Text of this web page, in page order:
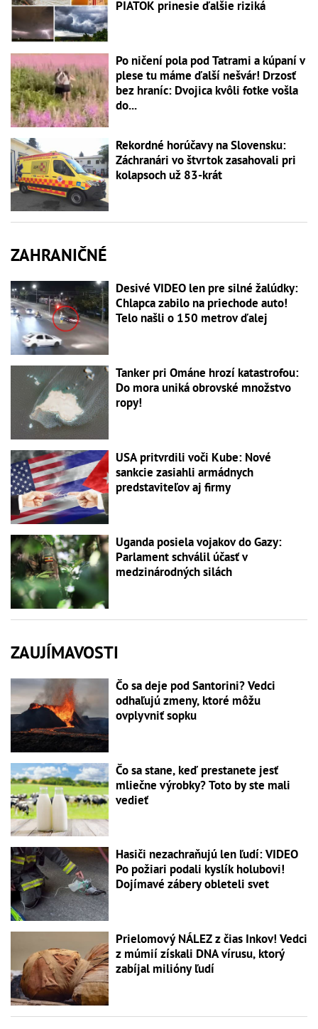
PIATOK prinesie ďalšie riziká
Po ničení pola pod Tatrami a kúpaní v
plese tu máme ďalší nešvár! Drzosť
bez hraníc: Dvojica kvôli fotke vošla
do...
Rekordné horúčavy na Slovensku:
Záchranári vo štvrtok zasahovali pri
kolapsoch už 83-krát
ZAHRANIČNÉ
Desivé VIDEO len pre silné žalúdky:
Chlapca zabilo na priechode auto!
Telo našli o 150 metrov ďalej
Tanker pri Ománe hrozí katastrofou:
Do mora uniká obrovské množstvo
ropy!
USA pritvrdili voči Kube: Nové
sankcie zasiahli armádnych
predstaviteľov aj firmy
Uganda posiela vojakov do Gazy:
Parlament schválil účasť v
medzinárodných silách
ZAUJÍMAVOSTI
Čo sa deje pod Santorini? Vedci
odhaľujú zmeny, ktoré môžu
ovplyvniť sopku
Čo sa stane, keď prestanete jesť
mliečne výrobky? Toto by ste mali
vedieť
Hasiči nezachraňujú len ľudí: VIDEO
Po požiari podali kyslík holubovi!
Dojímavé zábery obleteli svet
Prielomový NÁLEZ z čias Inkov! Vedci
z múmií získali DNA vírusu, ktorý
zabíjal milióny ľudí